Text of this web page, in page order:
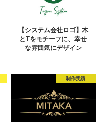
【システム会社ロゴ】木
とTをモチーフに、幸せ
な雰囲気にデザイン
制作実績